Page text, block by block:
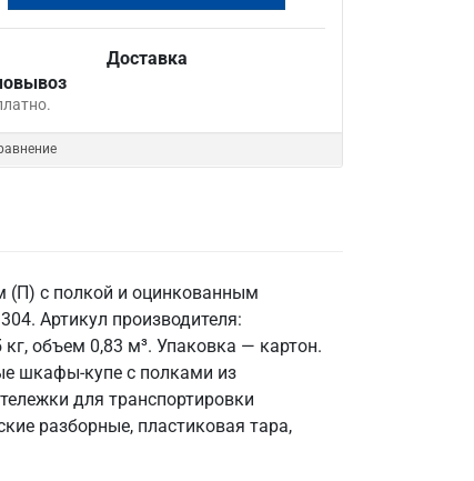
Доставка
(П) с полкой и оцинкованным
Артикул производителя:
объем 0,83 м³. Упаковка — картон.
шкафы-купе с полками из
для транспортировки
разборные, пластиковая тара,